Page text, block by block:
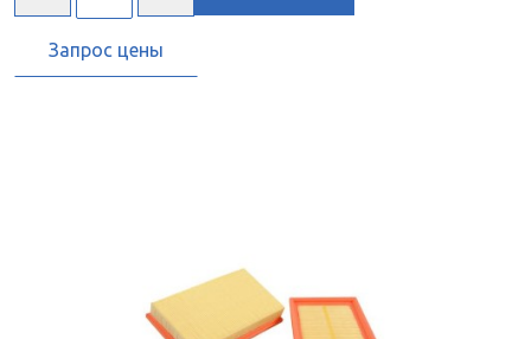
Запрос цены